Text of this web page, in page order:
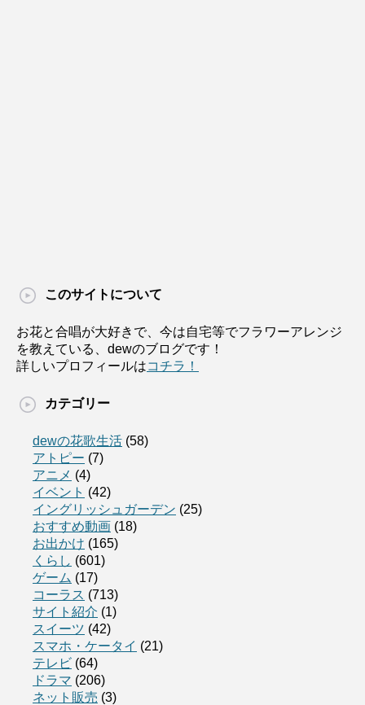
このサイトについて
お花と合唱が大好きで、今は自宅等でフラワーアレンジ
を教えている、dewのブログです！
詳しいプロフィールはコチラ！
カテゴリー
dewの花歌生活 (58)
アトピー (7)
アニメ (4)
イベント (42)
イングリッシュガーデン (25)
おすすめ動画 (18)
お出かけ (165)
くらし (601)
ゲーム (17)
コーラス (713)
サイト紹介 (1)
スイーツ (42)
スマホ・ケータイ (21)
テレビ (64)
ドラマ (206)
ネット販売 (3)